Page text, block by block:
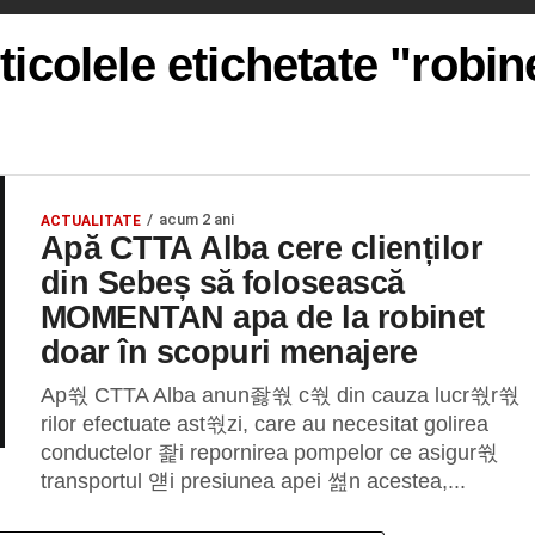
etichetate
ACTUALITATE acum 2 ani
Apă CTTA Alba cere clienților
din Sebeș să folosească
MOMENTAN apa de la robinet
doar în scopuri menajere
Ap쒃 CTTA Alba anun좛쒃 c쒃 din cauza lucr쒃r쒃
rilor efectuate ast쒃zi, care au necesitat golirea
conductelor 좙i repornirea pompelor ce asigur쒃
transportul 얟i presiunea apei 쎮n acestea,...